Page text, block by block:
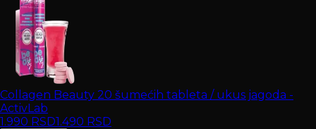
Collagen Beauty 20 šumećih tableta / ukus jagoda -
ActivLab
1.990 RSD1.490 RSD